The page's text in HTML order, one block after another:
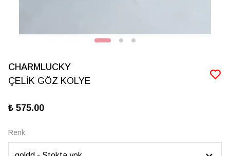
CHARMLUCKY
ÇELİK GÖZ KOLYE
₺ 575.00
Renk